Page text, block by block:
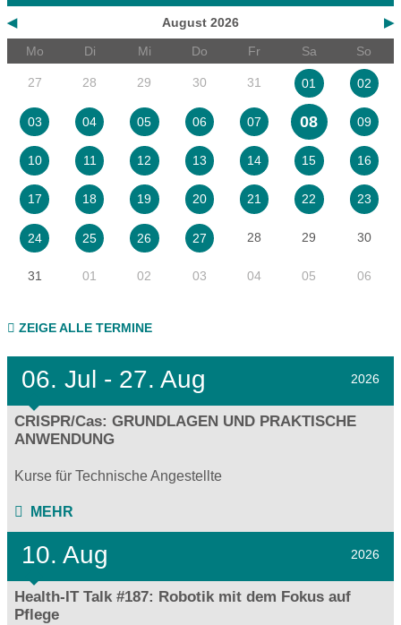
◀ ▶
August 2026
Mo
Di Mi Do Fr Sa So
27 28 29 30 31 01 02
03 04 05 06 07 08 09
10 11 12 13 14 15 16
17 18 19 20 21 22 23
24 25 26 27 28 29 30
31 01 02 03 04 05 06
ZEIGE ALLE TERMINE
06. Jul - 27. Aug 2026
CRISPR/Cas: GRUNDLAGEN UND PRAKTISCHE
ANWENDUNG
Kurse für Technische Angestellte
MEHR
10. Aug 2026
Health-IT Talk #187: Robotik mit dem Fokus auf
Pflege